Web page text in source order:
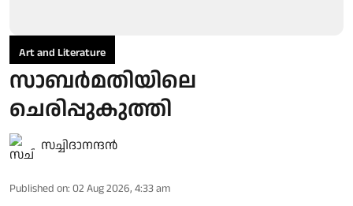
Art and Literature
സാബര്‍മതിയിലെ
ചെരിപ്പുകുത്തി
സച്ചിദാനന്ദൻ
Published on: 02 Aug 2026, 4:33 am